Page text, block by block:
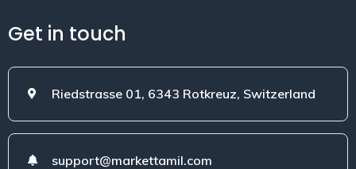
Get in touch
Riedstrasse 01, 6343 Rotkreuz, Switzerland
support@markettamil.com